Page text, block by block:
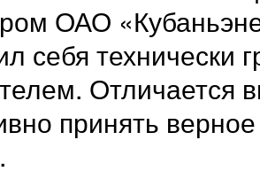
ОАО
себя технически
Отличается
принять